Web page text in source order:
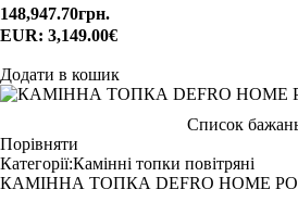
148,947.70грн.
EUR: 3,149.00€
Додати в кошик
Список
Порівняти
Категорії:Камінні топки повітряні
КАМІННА ТОПКА DEFRO HOME